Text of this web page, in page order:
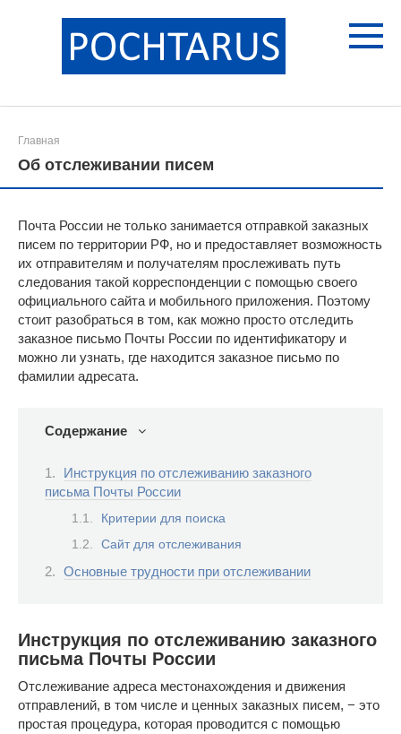
Главная
Об отслеживании писем
Почта России не только занимается отправкой заказных
писем по территории РФ, но и предоставляет возможность
их отправителям и получателям прослеживать путь
следования такой корреспонденции с помощью своего
официального сайта и мобильного приложения. Поэтому
стоит разобраться в том, как можно просто отследить
заказное письмо Почты России по идентификатору и
можно ли узнать, где находится заказное письмо по
фамилии адресата.
Содержание
Инструкция по отслеживанию заказного
письма Почты России
Критерии для поиска
Сайт для отслеживания
Основные трудности при отслеживании
Инструкция по отслеживанию заказного
письма Почты России
Отслеживание адреса местонахождения и движения
отправлений, в том числе и ценных заказных писем, − это
простая процедура, которая проводится с помощью